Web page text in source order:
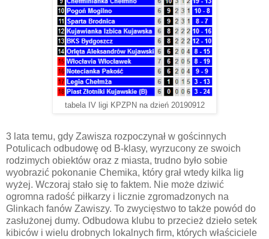
tabela IV ligi KPZPN na dzień 20190912
3 lata temu, gdy Zawisza rozpoczynał w gościnnych
Potulicach odbudowę od B-klasy, wyrzucony ze swoich
rodzimych obiektów oraz z miasta, trudno było sobie
wyobrazić pokonanie Chemika, który grał wtedy kilka lig
wyżej. Wczoraj stało się to faktem. Nie może dziwić
ogromna radość piłkarzy i licznie zgromadzonych na
Glinkach fanów Zawiszy. To zwycięstwo to także powód do
zasłużonej dumy. Odbudowa klubu to przecież dzieło setek
kibiców i wielu drobnych lokalnych firm, których właściciele